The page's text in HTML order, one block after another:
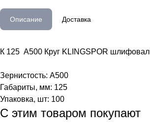
Описание Доставка
К 125 А500 Круг KLINGSPOR
Зернистость: А500
Габариты, мм: 125
Упаковка, шт: 100
С этим товаром покупают